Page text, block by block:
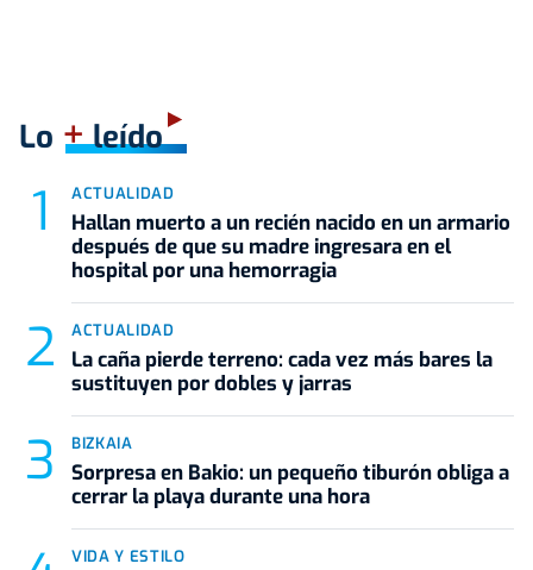
Lo +leído
ACTUALIDAD
Hallan muerto a un recién nacido en un armario
después de que su madre ingresara en el
hospital por una hemorragia
ACTUALIDAD
La caña pierde terreno: cada vez más bares la
sustituyen por dobles y jarras
BIZKAIA
Sorpresa en Bakio: un pequeño tiburón obliga a
cerrar la playa durante una hora
VIDA Y ESTILO